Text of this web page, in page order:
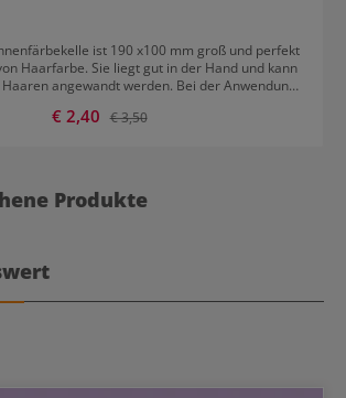
ist 190 x100 mm groß und perfekt
Haarfarbe. Sie liegt gut in der Hand und kann
werden. Bei der Anwendung
Der obere Teil der Kelle wird mit Farbe oder
Verkaufspreis:
€ 2,40 Regulärer Preis:
€ 3,50
Produkte